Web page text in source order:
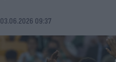
03.06.2026 09:37